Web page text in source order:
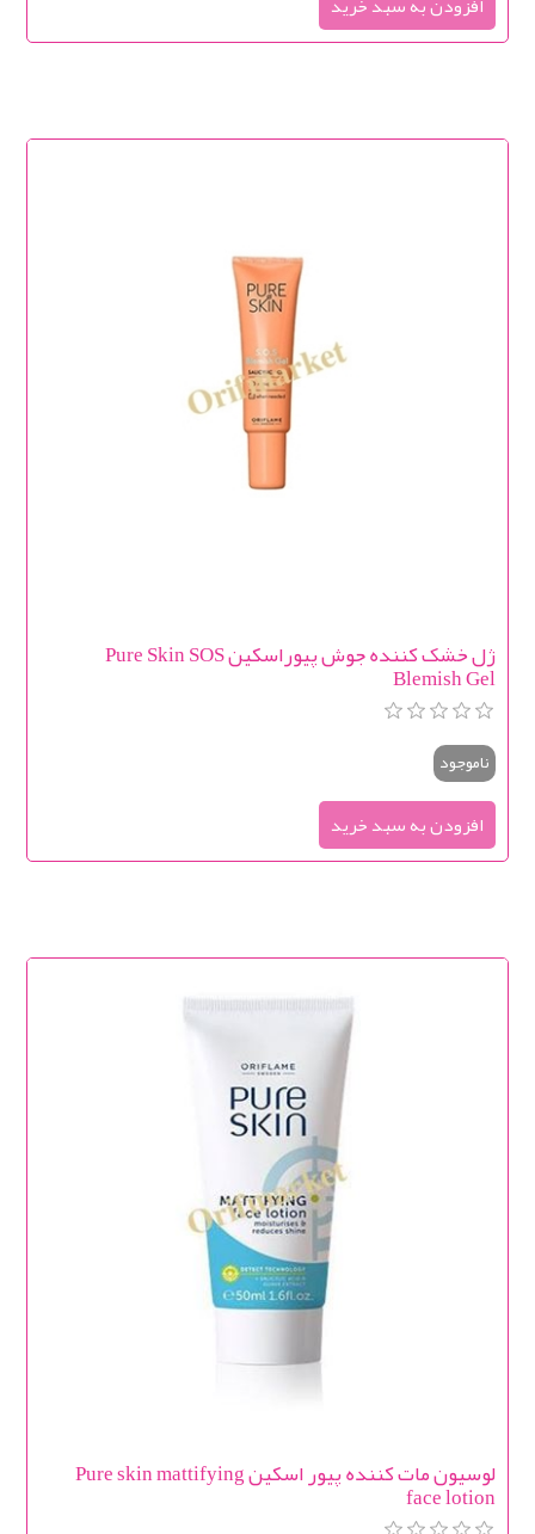
ژل خشک کننده جوش پیوراسکین Pure Skin SOS
Blemish Gel
ناموجود
لوسیون مات کننده پیور اسکین Pure skin mattifying
face lotion